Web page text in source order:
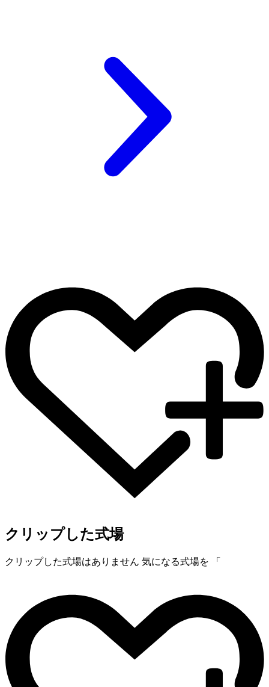
クリップした式場
クリップした式場はありません 気になる式場を 「